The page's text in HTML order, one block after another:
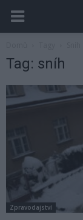
Tag: sníh
Zpravodajství